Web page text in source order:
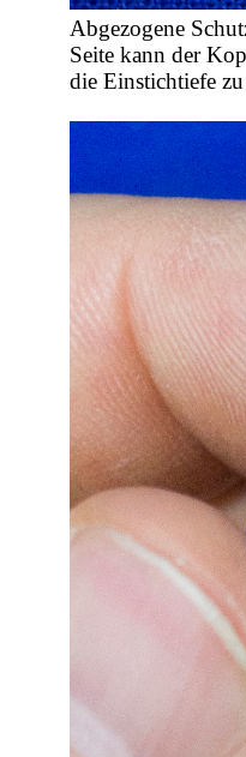
Abgezogene
Seite kann der
die Einstichtiefe